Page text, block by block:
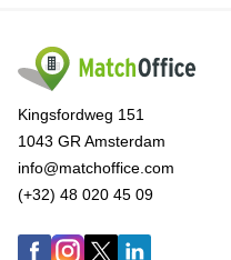
Kingsfordweg 151
1043 GR Amsterdam
info@matchoffice.com
(+32) 48 020 45 09